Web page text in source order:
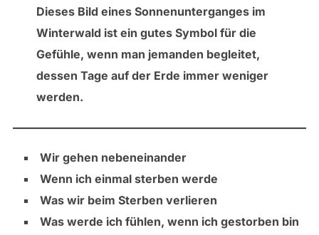
Dieses Bild eines Sonnenunterganges im
Winterwald ist ein gutes Symbol für die
Gefühle, wenn man jemanden begleitet,
dessen Tage auf der Erde immer weniger
werden.
Wir gehen nebeneinander
Wenn ich einmal sterben werde
Was wir beim Sterben verlieren
Was werde ich fühlen, wenn ich gestorben bin